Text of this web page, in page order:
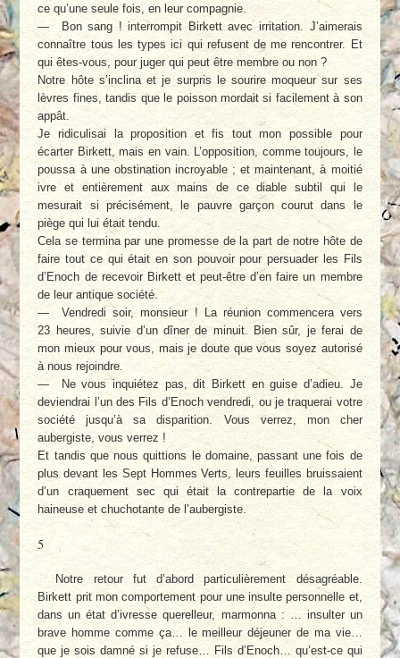
ce qu’une seule fois, en leur compagnie.
— Bon sang ! interrompit Birkett avec irritation. J’aimerais
connaître tous les types ici qui refusent de me rencontrer. Et
qui êtes-vous, pour juger qui peut être membre ou non ?
Notre hôte s’inclina et je surpris le sourire moqueur sur ses
lèvres fines, tandis que le poisson mordait si facilement à son
appât.
Je ridiculisai la proposition et fis tout mon possible pour
écarter Birkett, mais en vain. L’opposition, comme toujours, le
poussa à une obstination incroyable ; et maintenant, à moitié
ivre et entièrement aux mains de ce diable subtil qui le
mesurait si précisément, le pauvre garçon courut dans le
piège qui lui était tendu.
Cela se termina par une promesse de la part de notre hôte de
faire tout ce qui était en son pouvoir pour persuader les Fils
d’Enoch de recevoir Birkett et peut-être d’en faire un membre
de leur antique société.
— Vendredi soir, monsieur ! La réunion commencera vers
23 heures, suivie d’un dîner de minuit. Bien sûr, je ferai de
mon mieux pour vous, mais je doute que vous soyez autorisé
à nous rejoindre.
— Ne vous inquiétez pas, dit Birkett en guise d’adieu. Je
deviendrai l’un des Fils d’Enoch vendredi, ou je traquerai votre
société jusqu’à sa disparition. Vous verrez, mon cher
aubergiste, vous verrez !
Et tandis que nous quittions le domaine, passant une fois de
plus devant les Sept Hommes Verts, leurs feuilles bruissaient
d’un craquement sec qui était la contrepartie de la voix
haineuse et chuchotante de l’aubergiste.
5
Notre retour fut d’abord particulièrement désagréable.
Birkett prit mon comportement pour une insulte personnelle et,
dans un état d’ivresse querelleur, marmonna : … insulter un
brave homme comme ça… le meilleur déjeuner de ma vie…
que je sois damné si je refuse… Fils d’Enoch… qu’est-ce qui